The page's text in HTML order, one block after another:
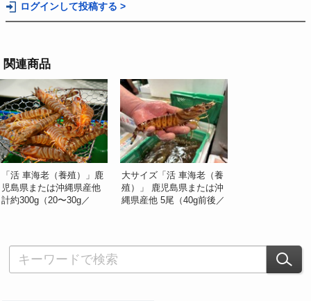
ログインして投稿する >
関連商品
「活 車海老（養殖）」鹿
児島県または沖縄県産他
計約300g（20〜30g／
大サイズ「活 車海老（養
殖）」 鹿児島県または沖
縄県産他 5尾（40g前後／